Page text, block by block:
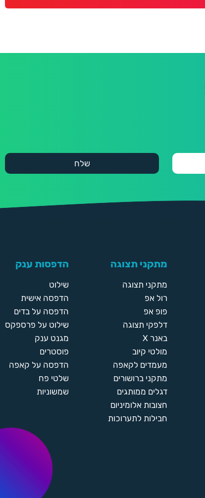
מתקני תצוגה
מתקני תצוגה
רול אפ
פופ אפ
דלפקי תצוגה
באנר X
מולטי קיוב
מעמדים לקאפה
מתקני ברושורים
דגלים ממותגים
חצובות אלומיניום
חבילות לתערוכות
הדפסות ענק
שילוט
הדפסה אישית
הדפסה על בדים
שילוט על פרספקס
מגנט ענק
פוסטרים
הדפסה על קאפה
שלטי פח
שמשוניות